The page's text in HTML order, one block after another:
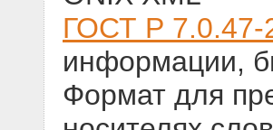
ГОСТ Р 7.0.47-
информации,
Формат для